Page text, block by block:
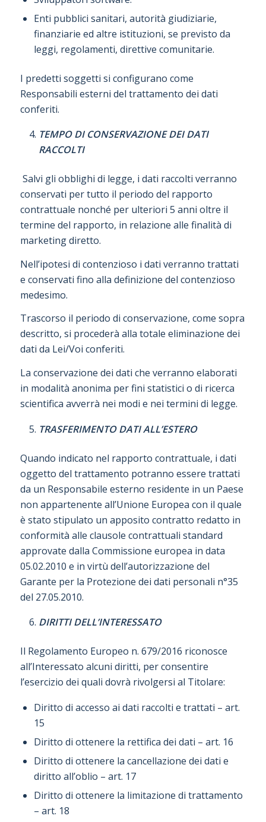
Enti pubblici sanitari, autorità giudiziarie,
finanziarie ed altre istituzioni, se previsto da
leggi, regolamenti, direttive comunitarie.
I predetti soggetti si configurano come
Responsabili esterni del trattamento dei dati
conferiti.
TEMPO DI CONSERVAZIONE DEI DATI
RACCOLTI
Salvi gli obblighi di legge, i dati raccolti verranno
conservati per tutto il periodo del rapporto
contrattuale nonché per ulteriori 5 anni oltre il
termine del rapporto, in relazione alle finalità di
marketing diretto.
Nell’ipotesi di contenzioso i dati verranno trattati
e conservati fino alla definizione del contenzioso
medesimo.
Trascorso il periodo di conservazione, come sopra
descritto, si procederà alla totale eliminazione dei
dati da Lei/Voi conferiti.
La conservazione dei dati che verranno elaborati
in modalità anonima per fini statistici o di ricerca
scientifica avverrà nei modi e nei termini di legge.
TRASFERIMENTO DATI ALL’ESTERO
Quando indicato nel rapporto contrattuale, i dati
oggetto del trattamento potranno essere trattati
da un Responsabile esterno residente in un Paese
non appartenente all’Unione Europea con il quale
è stato stipulato un apposito contratto redatto in
conformità alle clausole contrattuali standard
approvate dalla Commissione europea in data
05.02.2010 e in virtù dell’autorizzazione del
Garante per la Protezione dei dati personali n°35
del 27.05.2010.
DIRITTI DELL’INTERESSATO
Il Regolamento Europeo n. 679/2016 riconosce
all’Interessato alcuni diritti, per consentire
l’esercizio dei quali dovrà rivolgersi al Titolare:
Diritto di accesso ai dati raccolti e trattati – art.
15
Diritto di ottenere la rettifica dei dati – art. 16
Diritto di ottenere la cancellazione dei dati e
diritto all’oblio – art. 17
Diritto di ottenere la limitazione di trattamento
– art. 18